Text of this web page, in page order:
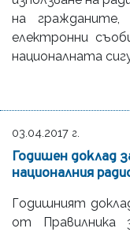
на гражданите,
електронни
националната
03.04.2017 г.
Годишен доклад
националния
Годишният
от